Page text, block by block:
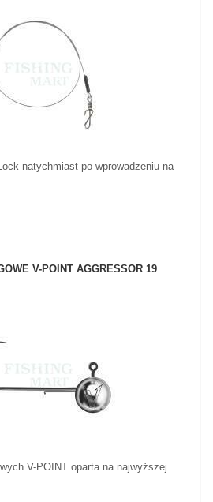
PRODUKT
natychmiast po wprowadzeniu na
V-POINT AGGRESSOR 19
V-POINT oparta na najwyższej